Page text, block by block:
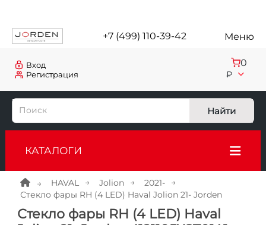
+7 (499) 110-39-42 Меню
Регистрация
Вход 0
₽
Найти
КАТАЛОГИ
HAVAL Jolion
2021-
Стекло фары RH (4 LED) Haval Jolion 21- Jorden
Стекло фары RH (4 LED) Haval